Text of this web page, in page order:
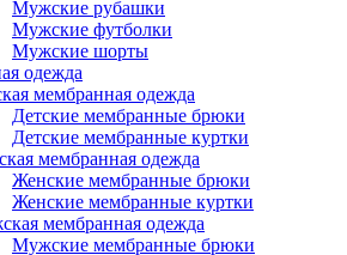
Мужские рубашки
Мужские футболки
Мужские шорты
одежда
мембранная одежда
Детские мембранные брюки
Детские мембранные куртки
мембранная одежда
Женские мембранные брюки
Женские мембранные куртки
мембранная одежда
Мужские мембранные брюки